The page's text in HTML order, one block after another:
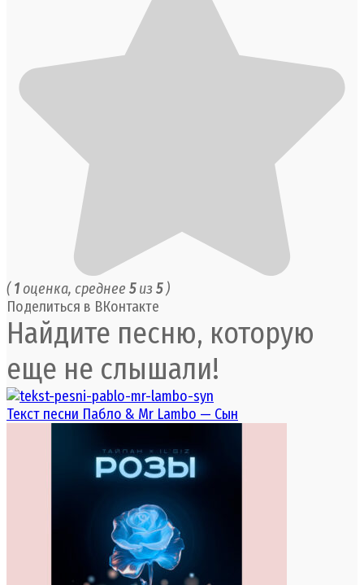
(1 оценка, среднее 5из 5)
Поделиться в ВКонтакте
Найдите песню, которую
еще не слышали!
Текст песни Пабло & Mr Lambo — Сын